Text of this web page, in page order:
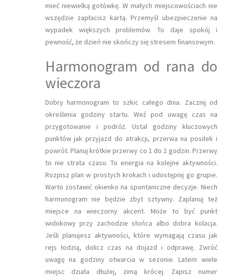
mieć niewielką gotówkę. W małych miejscowościach nie
wszędzie zapłacisz kartą. Przemyśl ubezpieczenie na
wypadek większych problemów. To daje spokój i
pewność, że dzień nie skończy się stresem finansowym.
Harmonogram od rana do
wieczora
Dobry harmonogram to szkic całego dnia. Zacznij od
określenia godziny startu. Weź pod uwagę czas na
przygotowanie i podróż. Ustal godziny kluczowych
punktów jak przyjazd do atrakcji, przerwa na posiłek i
powrót. Planuj krótkie przerwy co 1 do 2 godzin. Przerwy
to nie strata czasu. To energia na kolejne aktywności.
Rozpisz plan w prostych krokach i udostępnij go grupie.
Warto zostawić okienko na spontaniczne decyzje. Niech
harmonogram nie będzie zbyt sztywny. Zaplanuj też
miejsce na wieczorny akcent. Może to być punkt
widokowy przy zachodzie słońca albo dobra kolacja.
Jeśli planujesz aktywności, które wymagają czasu jak
rejs łodzią, dolicz czas na dojazd i odprawę. Zwróć
uwagę na godziny otwarcia w sezonie. Latem wiele
miejsc działa dłużej, zimą krócej. Zapisz numer